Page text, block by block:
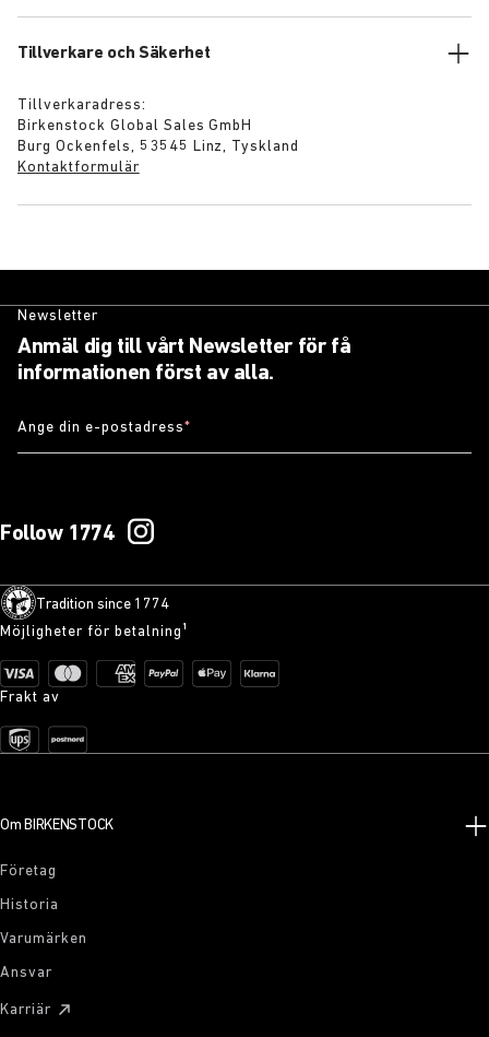
Tillverkare och Säkerhet
Tillverkaradress:
Birkenstock Global Sales GmbH
Burg Ockenfels, 53545 Linz, Tyskland
Kontaktformulär
Newsletter
Anmäl dig till vårt Newsletter för få
informationen först av alla.
Ange din e-postadress*
Follow 1774
Tradition since 1774
Möjligheter för betalning¹
Frakt av
Om BIRKENSTOCK
Företag
Historia
Varumärken
Ansvar
Karriär